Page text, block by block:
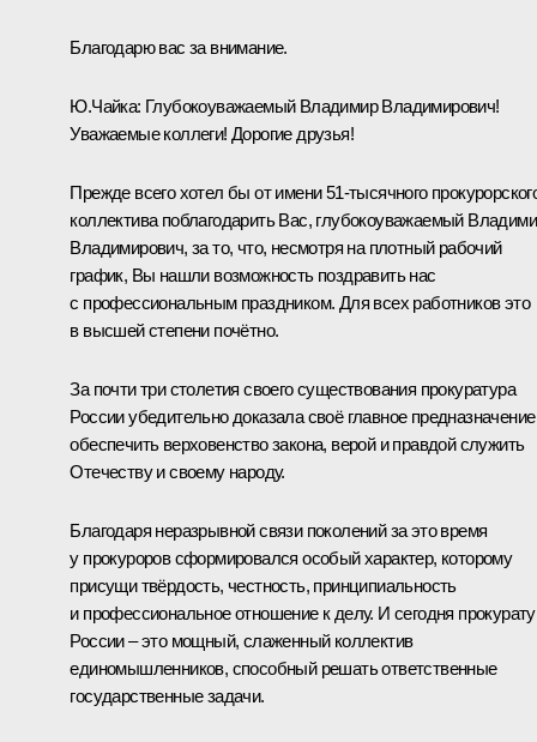
Благодарю вас за внимание.
Ю.Чайка: Глубокоуважаемый Владимир Владимирович!
Уважаемые коллеги! Дорогие друзья!
Прежде всего хотел бы от имени 51-тысячного
коллектива поблагодарить Вас, глубокоуважаемый
Владимирович, за то, что, несмотря на плотный рабочий
график, Вы нашли возможность поздравить нас
с профессиональным праздником. Для всех работников это
в высшей степени почётно.
За почти три столетия своего существования прокуратура
России убедительно доказала своё главное
обеспечить верховенство закона, верой и правдой служить
Отечеству и своему народу.
Благодаря неразрывной связи поколений за это время
у прокуроров сформировался особый характер, которому
присущи твёрдость, честность, принципиальность
и профессиональное отношение к делу. И сегодня
России – это мощный, слаженный коллектив
единомышленников, способный решать ответственные
государственные задачи.